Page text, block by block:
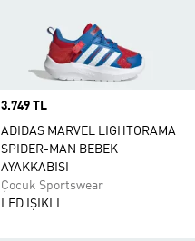
Price
3.749 TL
ADIDAS MARVEL LIGHTORAMA
SPIDER-MAN BEBEK
AYAKKABISI
Çocuk Sportswear
LED IŞIKLI